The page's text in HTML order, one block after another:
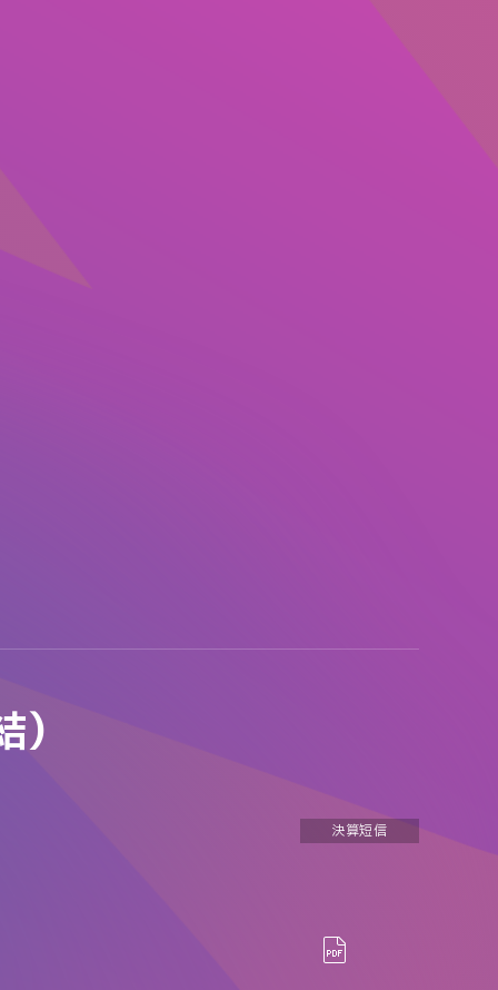
決算短信